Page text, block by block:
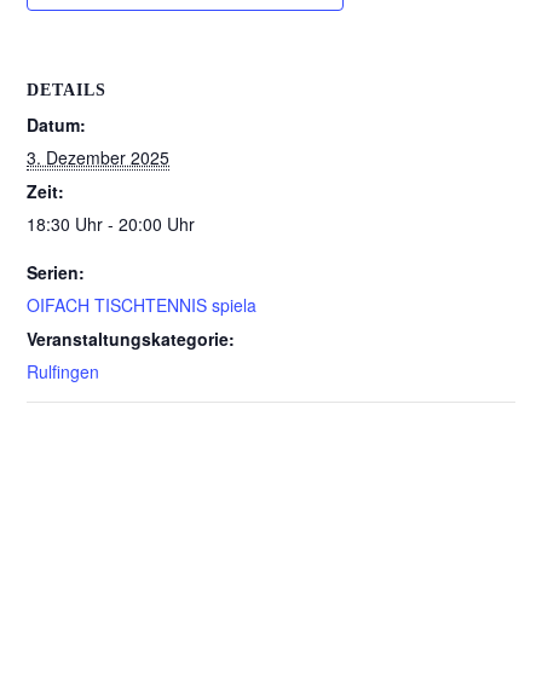
DETAILS
Datum:
3. Dezember 2025
Zeit:
18:30 Uhr - 20:00 Uhr
Serien:
OIFACH TISCHTENNIS spiela
Veranstaltungskategorie:
Rulfingen